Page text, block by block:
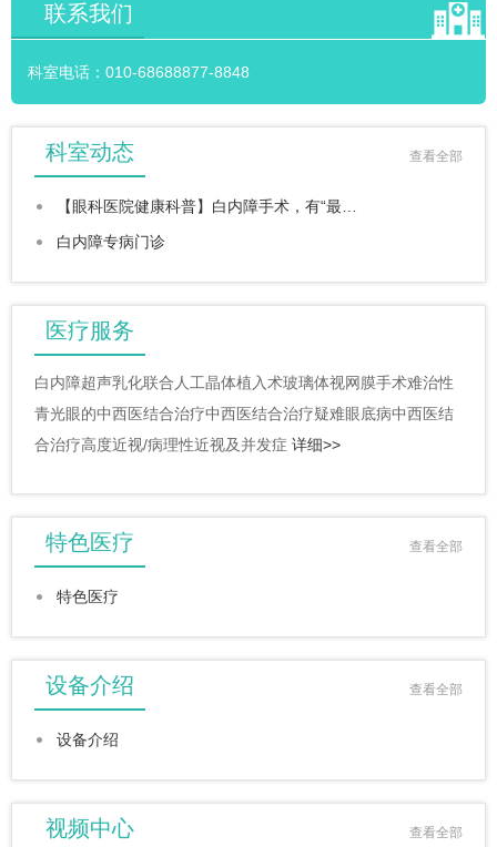
联系我们
科室电话： 010-68688877-8848
查看全部
科室动态
【眼科医院健康科普】白内障手术，有“最…
白内障专病门诊
医疗服务
白内障超声乳化联合人工晶体植入术玻璃体视网膜手术难治性
青光眼的中西医结合治疗中西医结合治疗疑难眼底病中西医结
合治疗高度近视/病理性近视及并发症 详细>>
查看全部
特色医疗
特色医疗
查看全部
设备介绍
设备介绍
查看全部
视频中心